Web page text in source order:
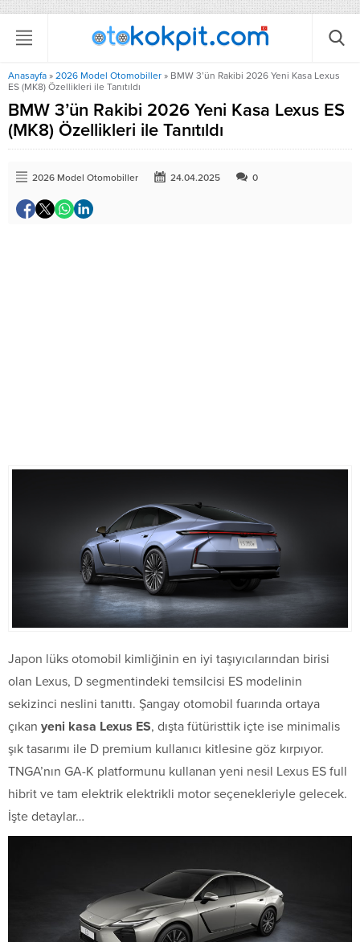
Anasayfa » 2026 Model Otomobiller » BMW 3’ün Rakibi 2026 Yeni Kasa Lexus
ES (MK8) Özellikleri ile Tanıtıldı
BMW 3’ün Rakibi 2026 Yeni Kasa Lexus ES
(MK8) Özellikleri ile Tanıtıldı
2026 Model Otomobiller 24.04.2025 0
Japon lüks otomobil kimliğinin en iyi taşıyıcılarından birisi
olan Lexus, D segmentindeki temsilcisi ES modelinin
sekizinci neslini tanıttı. Şangay otomobil fuarında ortaya
çıkan yeni kasa Lexus ES, dışta fütüristtik içte ise minimalis
şık tasarımı ile D premium kullanıcı kitlesine göz kırpıyor.
TNGA’nın GA-K platformunu kullanan yeni nesil Lexus ES full
hibrit ve tam elektrik elektrikli motor seçenekleriyle gelecek.
İşte detaylar…